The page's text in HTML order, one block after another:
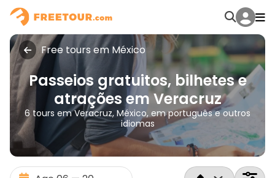
Free tours em México
Passeios gratuitos, bilhetes e
atrações em Veracruz
6 tours em Veracruz, México, em português e outros
idiomas